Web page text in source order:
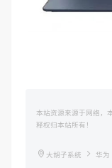
本站资源来源于网络，
释权归本站所有！
大胡子系统 华为